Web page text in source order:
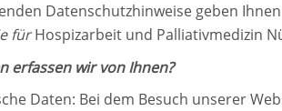
Datenschutzhinweise geben
fürHospizarbeit und Palliativmedizin
erfassen wir von Ihnen?
Daten: Bei dem Besuch unserer